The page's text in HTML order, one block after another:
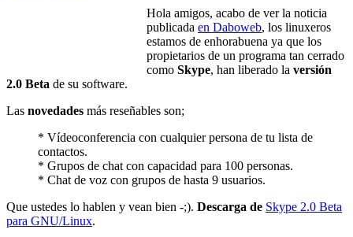
Hola amigos, acabo de ver la noticia
publicada en Daboweb, los linuxeros
estamos de enhorabuena ya que los
propietarios de un programa tan cerrado
como Skype, han liberado la versión
2.0 Beta de su software.
Las novedades más reseñables son;
* Vídeoconferencia con cualquier persona de tu lista de
contactos.
* Grupos de chat con capacidad para 100 personas.
* Chat de voz con grupos de hasta 9 usuarios.
Que ustedes lo hablen y vean bien -;). Descarga de Skype 2.0 Beta
para GNU/Linux.